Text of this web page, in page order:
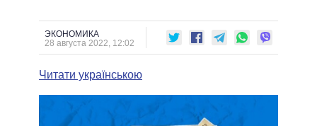
МЭРЫ
ВСЕ ПЕРСОНЫ
СРАВНЕНИЕ ПОЛИТИКОВ
ЭКОНОМИКА
28 августа 2022, 12:02
Читати українською